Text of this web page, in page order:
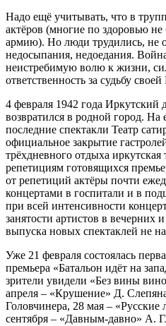
Надо ещё учитывать, что в
актёров (многие по здоровью
армию). Но люди трудились, не
недосыпания, недоедания.
неистребимую волю к жизни,
ответственность за судьбу
4 февраля 1942 года Иркутский
возвратился в родной город. На
последние спектакли Театр
официальное закрытие
трёхдневного отдыха
репетициям готовящихся
от репетиций актёры почти
концертами в госпитали и в
при всей интенсивности
занятости артистов в вечерних
выпуска новых спектаклей не
Уже 21 февраля состоялась
премьера «Батальон идёт на
зрители увидели «Без вины
апреля – «Крушение» Д.
Головчинера, 28 мая –
сентября – «Давным-давно» А.